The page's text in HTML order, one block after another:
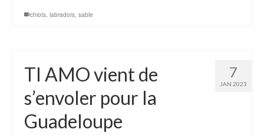
chiots, labradors, sable
7
JAN 2023
TI AMO vient de
s’envoler pour la
Guadeloupe